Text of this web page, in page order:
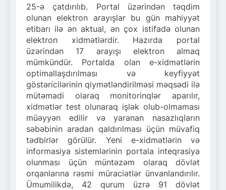
25-ə çatdırılıb. Portal üzərindən təqdim
olunan elektron arayışlar bu gün mahiyyət
etibarı ilə ən aktual, ən çox istifadə olunan
elektron xidmətlərdir. Hazırda portal
üzərindən 17 arayışı elektron almaq
mümkündür. Portalda olan e-xidmətlərin
optimallaşdırılması və keyfiyyət
göstəricilərinin qiymətləndirilməsi məqsədi ilə
mütəmadi olaraq monitorinqlər aparılır,
xidmətlər test olunaraq işlək olub-olmaması
müəyyən edilir və yaranan nasazlıqların
səbəbinin aradan qaldırılması üçün müvafiq
tədbirlər görülür. Yeni e-xidmətlərin və
informasiya sistemlərinin portala inteqrasiya
olunması üçün müntəzəm olaraq dövlət
orqanlarına rəsmi müraciətlər ünvanlandırılır.
Ümumilikdə, 42 qurum üzrə 91 dövlət